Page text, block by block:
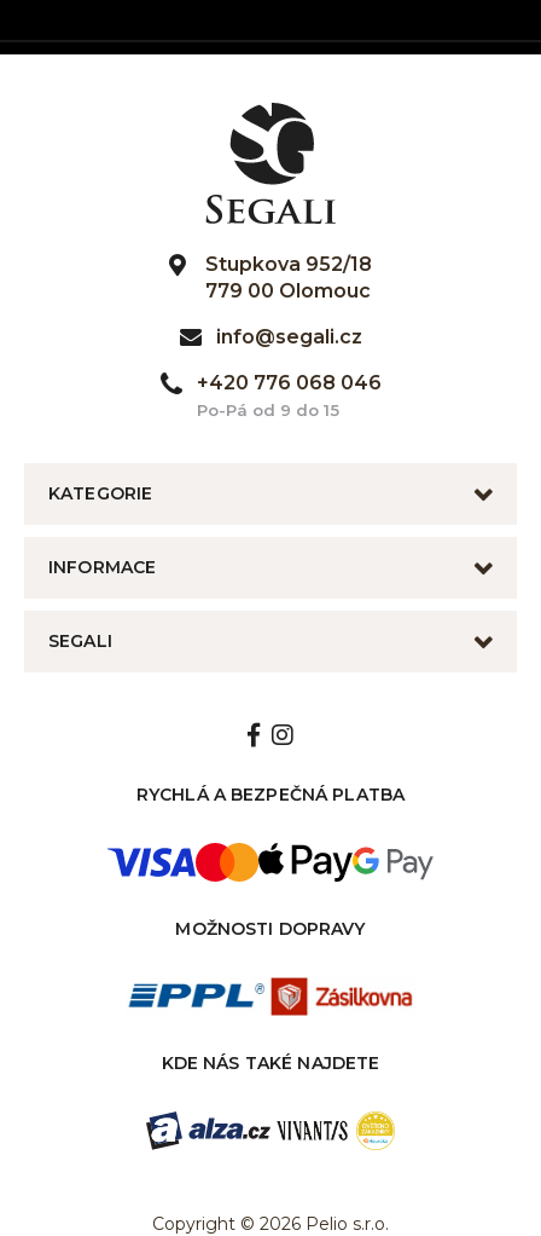
Stupkova 952/18
779 00 Olomouc
info@segali.cz
+420 776 068 046
Po-Pá od 9 do 15
KATEGORIE
INFORMACE
SEGALI
RYCHLÁ A BEZPEČNÁ PLATBA
MOŽNOSTI DOPRAVY
KDE NÁS TAKÉ NAJDETE
Copyright © 2026 Pelio s.r.o.